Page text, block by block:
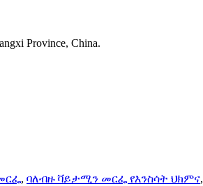
Province, China.
, ባለብዙ ቫይታሚን መርፌ የእንስሳት ህክምና,